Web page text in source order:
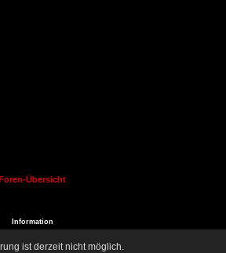
Übersicht
Information
ist derzeit nicht möglich.